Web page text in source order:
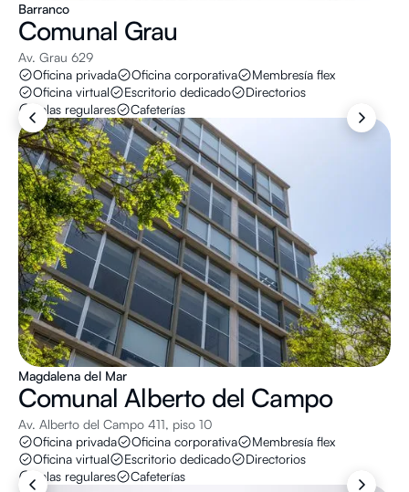
Barranco
Comunal Grau
Av. Grau 629
Oficina privada
Oficina corporativa
Membresía flex
Oficina virtual
Escritorio dedicado
Directorios
Salas regulares
Cafeterías
Magdalena del Mar
ComunalAlberto del Campo
Av. Alberto del Campo 411, piso 10
Oficina privada
Oficina corporativa
Membresía flex
Oficina virtual
Escritorio dedicado
Directorios
Salas regulares
Cafeterías